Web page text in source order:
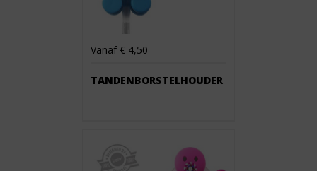
Vanaf € 4,50
TANDENBORSTELHOUDER